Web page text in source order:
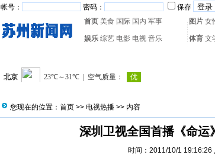
帐号： 密码： 保存
首页 美食 国际 国内 军事 图片 女
娱乐 综艺 电影 电视 音乐 体育 文
您现在的位置： 首页 >> 电视热播 >> 内容
深圳卫视全国首播《命运
时间：2011/10/1 19:16:26